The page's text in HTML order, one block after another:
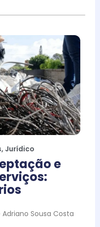
, Jurídico
e
Sousa Costa